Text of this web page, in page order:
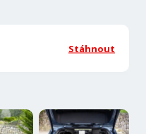
Stáhnout